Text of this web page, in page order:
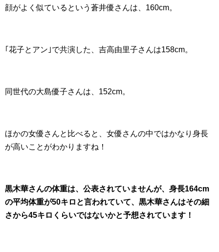
顔がよく似ているという蒼井優さんは、160cm。
｢花子とアン｣で共演した、吉高由里子さんは158cm。
同世代の大島優子さんは、152cm。
ほかの女優さんと比べると、女優さんの中ではかなり身長
が高いことがわかりますね！
黒木華さんの体重は、公表されていませんが、身長164cm
の平均体重が50キロと言われていて、黒木華さんはその細
さから45キロくらいではないかと予想されています！